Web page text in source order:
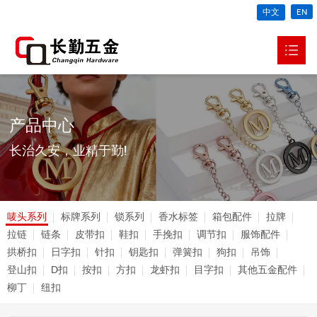
中文 EN
网站首页
关于我们 
产品中心 
新闻动态 
生产车间
视频中心
联系我们 
产品中心
长治久安，业精于勤!
唛头系列 标牌系列 锁系列 香水标签 箱包配件
拉牌
拉链
链条 皮带扣 鞋扣 手挽扣 调节扣
服饰配件
拱桥扣
日字扣 针扣 钥匙扣 弹簧扣 狗扣
吊饰
登山扣
D扣 按扣 方扣 龙虾扣 目字扣
其他五金配件
柳丁
纽扣